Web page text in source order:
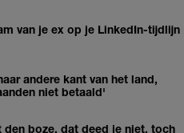
van je ex op je LinkedIn-tijdlijn
andere kant van het land,
niet betaald'
den boze, dat deed je niet, toch